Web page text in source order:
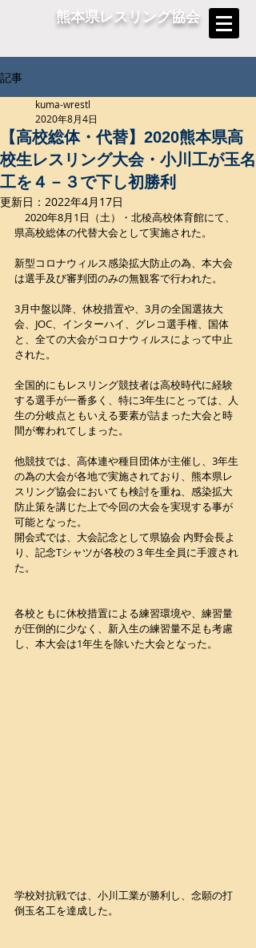
熊本県レスリング協会
記事
【高校総体・代替】2020熊本県高
校生レスリング大会・小川工が玉名
工を４－３で下し初勝利
kuma-wrestl
2020年8月4日
更新日： 2022年4月17日
2020年8月1日（土）・北稜高校体育館にて、
県高校総体の代替大会として実施された。
新型コロナウィルス感染拡大防止の為、本大会
は選手及び審判団のみの無観客で行われた。
3月中盤以降、休校措置や、3月の全国選抜大
会、JOC、インターハイ、グレコ選手権、国体
と、全ての大会がコロナウィルスによって中止
された。
全国的にもレスリング競技者は高校時代に経験
する選手が一番多く、特に3年生にとっては、人
生の分岐点ともいえる要素が詰まった大会と時
間が奪われてしまった。
他競技では、高体連や種目団体が主催し、3年生
の為の大会が各地で実施されており、熊本県レ
スリング協会においても検討を重ね、感染拡大
防止策を講じた上で今回の大会を実現する事が
可能となった。
開会式では、大会記念として県協会 内野会長よ
り、記念Tシャツが各校の３年生全員に手渡され
た。
各校ともに休校措置による練習環境や、練習量
が圧倒的に少なく、新入生の練習量不足も考慮
し、本大会は1年生を除いた大会となった。
学校対抗戦では、小川工業が勝利し、念願の打
倒玉名工を達成した。